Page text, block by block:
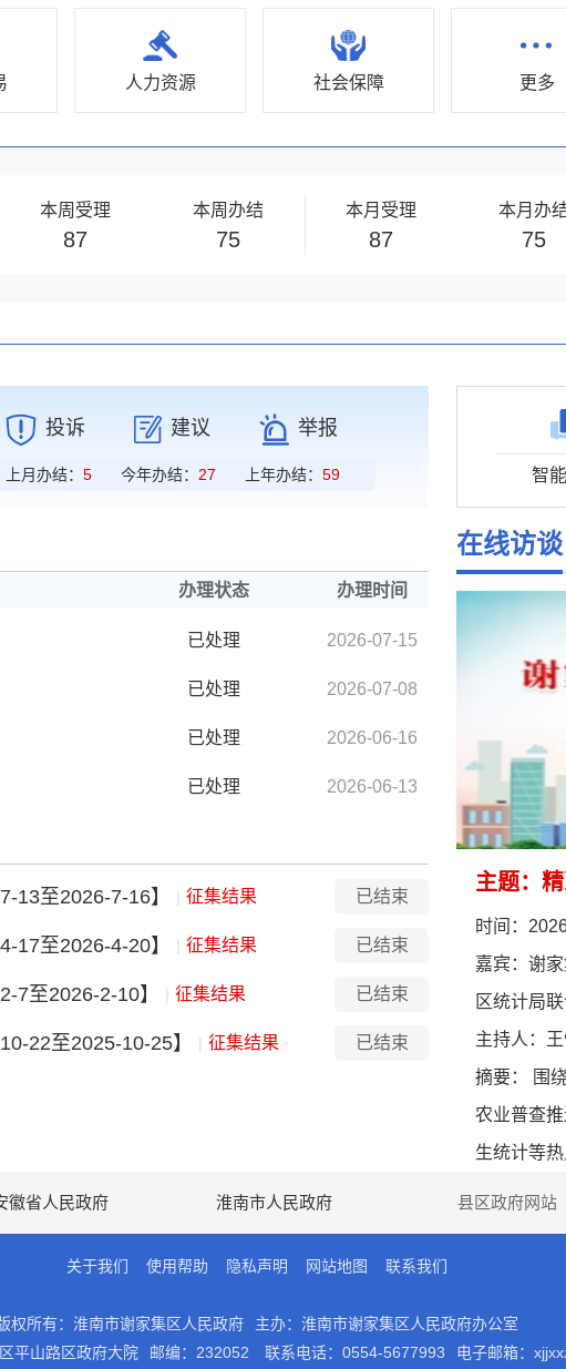
人力资源 社会保障 更多
本周受理
87
本周办结
75
本月受理
87
本月办
75
投诉 建议 举报
上月办结： 5 今年办结： 27 上年办结： 59
办理状态 办理时间
已处理 2026-07-15
已处理 2026-07-08
已处理 2026-06-16
已处理 2026-06-13
已处理 2026-04-16
13至2026-7-16】 | 征集结果 已结束
17至2026-4-20】 | 征集结果 已结束
7至2026-2-10】 | 征集结果 已结束
22至2025-10-25】 | 征集结果 已结束
智
在线访谈
主题：
时间：
嘉宾： 谢
区统计局
主持人：
摘要：
围
农业普查
生统计等
徽省人民政府 淮南市人民政府 县区政府网站
关于我们 使用帮助 隐私声明 网站地图 联系我们
权所有：淮南市谢家集区人民政府
主办：淮南市谢家集区人民政府办公室
平山路区政府大院
邮编：232052 联系电话：0554-5677993 电子邮箱：